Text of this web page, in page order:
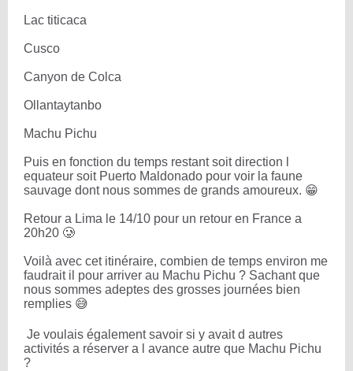
Lac titicaca
Cusco
Canyon de Colca
Ollantaytanbo
Machu Pichu
Puis en fonction du temps restant soit direction l
equateur soit Puerto Maldonado pour voir la faune
sauvage dont nous sommes de grands amoureux. 😁
Retour a Lima le 14/10 pour un retour en France a
20h20 🥲
Voilà avec cet itinéraire, combien de temps environ me
faudrait il pour arriver au Machu Pichu ? Sachant que
nous sommes adeptes des grosses journées bien
remplies 😅
Je voulais également savoir si y avait d autres
activités a réserver a l avance autre que Machu Pichu
?